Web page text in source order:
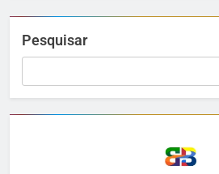
Pesquisar